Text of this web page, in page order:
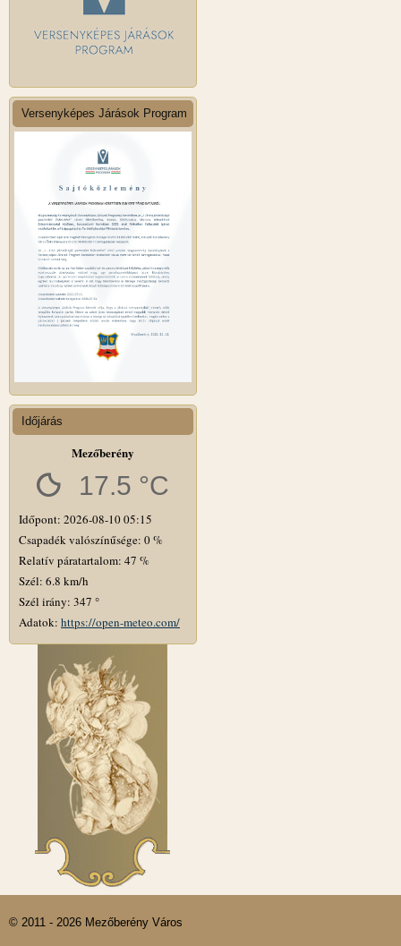
Versenyképes Járások Program
Időjárás
Mezőberény
17.5 °C
Időpont: 2026-08-10 05:15
Csapadék valószínűsége: 0 %
Relatív páratartalom: 47 %
Szél: 6.8 km/h
Szél irány: 347 °
Adatok: https://open-meteo.com/
© 2011 - 2026 Mezőberény Város